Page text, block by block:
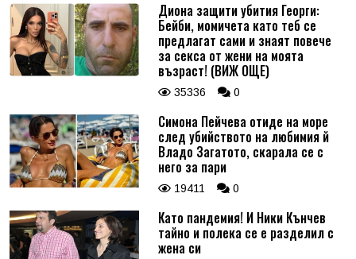
Диона защити убития Георги:
Бейби, момичета като теб се
предлагат сами и знаят повече
за секса от жени на моята
възраст! (ВИЖ ОЩЕ)
35336 0
Симона Пейчева отиде на море
след убийството на любимия й
Владо Загатото, скарала се с
него за пари
19411 0
Като пандемия! И Ники Кънчев
тайно и полека се е разделил с
жена си